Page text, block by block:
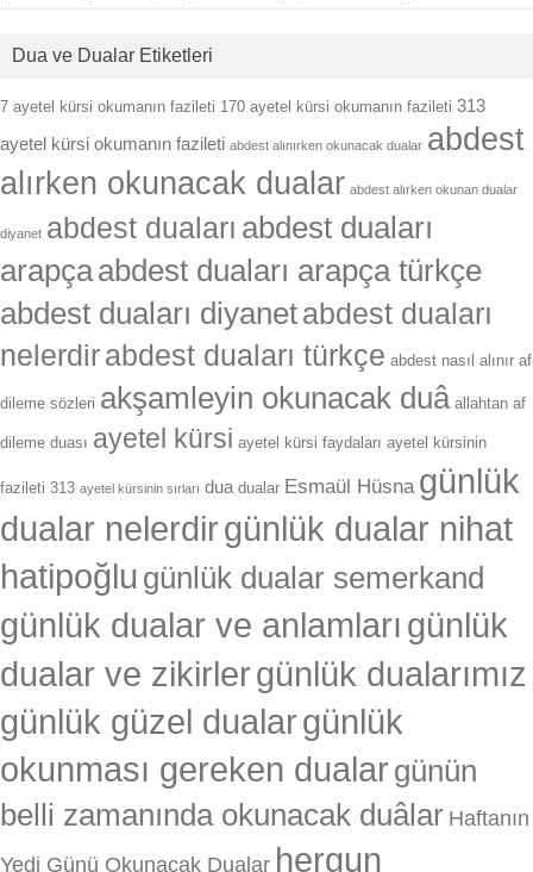
Dua ve Dualar Etiketleri
7 ayetel kürsi okumanın fazileti 170 ayetel kürsi okumanın fazileti 313
ayetel kürsi okumanın fazileti abdest alınırken okunacak dualar abdest
alırken okunacak dualar abdest alırken okunan dualar
diyanet abdest duaları abdest duaları
arapçaabdest duaları arapça türkçe
abdest duaları diyanetabdest duaları
nelerdirabdest duaları türkçe abdest nasıl alınır af
dileme sözleri akşamleyin okunacak duâ allahtan af
dileme duası ayetel kürsi ayetel kürsi faydaları ayetel kürsinin
fazileti 313 ayetel kürsinin sırları dua dualar Esmaül Hüsna günlük
dualar nelerdirgünlük dualar nihat
hatipoğlu günlük dualar semerkand
günlük dualar ve anlamları günlük
dualar ve zikirlergünlük dualarımız
günlük güzel dualargünlük
okunması gereken dualargünün
belli zamanında okunacak duâlar Haftanın
Yedi Günü Okunacak Dualar hergun